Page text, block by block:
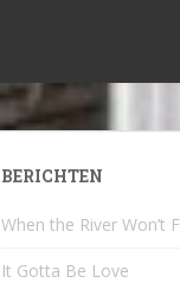
BERICHTEN
When the River Won’t
It Gotta Be Love